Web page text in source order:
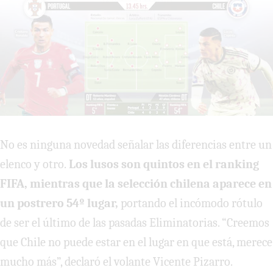
No es ninguna novedad señalar las diferencias entre un
elenco y otro. Los lusos son quintos en el ranking
FIFA, mientras que la selección chilena aparece en
un postrero 54º lugar, portando el incómodo rótulo
de ser el último de las pasadas Eliminatorias. “Creemos
que Chile no puede estar en el lugar en que está, merece
mucho más”, declaró el volante Vicente Pizarro.